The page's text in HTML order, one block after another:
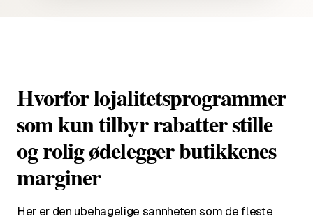
Hvorfor lojalitetsprogrammer
som kun tilbyr rabatter stille
og rolig ødelegger butikkenes
marginer
Her er den ubehagelige sannheten som de fleste